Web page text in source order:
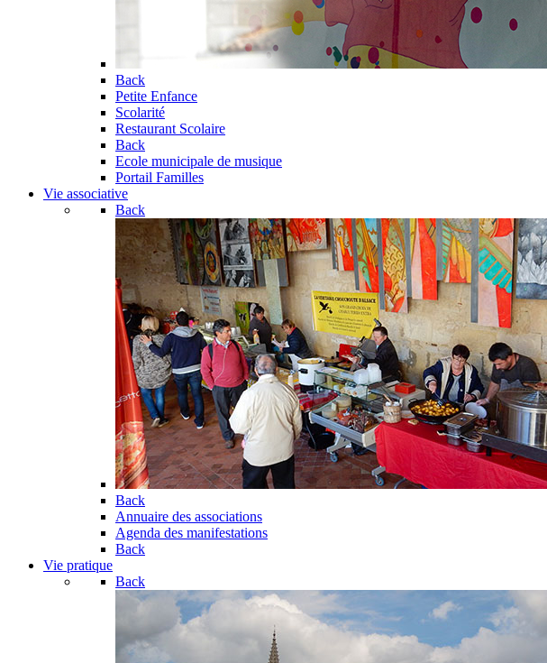
Back
Petite Enfance
Scolarité
Restaurant Scolaire
Back
Ecole municipale de musique
Portail Familles
Vie associative
Back
Back
Annuaire des associations
Agenda des manifestations
Back
Vie pratique
Back